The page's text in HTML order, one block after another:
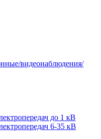
видеонаблюдения/
до 1 кВ
6-35 кВ